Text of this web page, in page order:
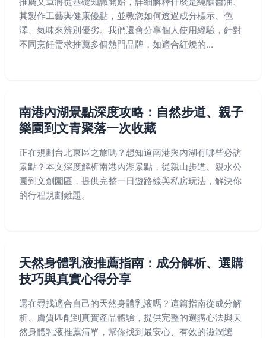
其製作工藝與健康優點，並教您如何透過成分標示、色
澤、氣味來辨別優劣。我們還會分享個人使用經驗，針對
不同烹飪需求推薦多個熱門品牌，如適合紅燒的...
南港內湖景點深度攻略：自然步道、親子
樂園到文青聚落一次收藏
正在規劃台北東區之旅嗎？想知道南港與內湖有哪些必訪
景點？本文深度解析南港內湖景點，從親山步道、親水公
園到文創園區，提供完整一日遊路線與私房玩法，解決你
的行程規劃難題。
天然身體乳液推薦指南：成分解析、選購
技巧與真實心得分享
還在尋找適合自己的天然身體乳液嗎？這篇指南從成分解
析、膚質匹配到真實產品體驗，提供完整的選購心法與天
然身體乳液推薦清單，幫你找到最安心、有效的滋潤選